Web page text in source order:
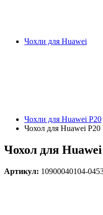
Чохли для Huawei
Чохли для Huawei P20
Чохол для Huawei P20
Чохол для
Артикул: 10900040104-